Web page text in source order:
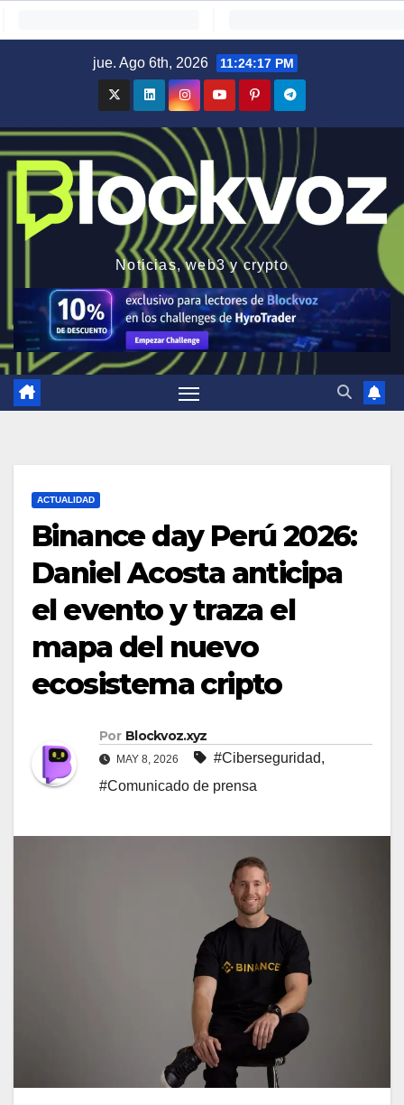
jue. Ago 6th, 2026 11:24:18 PM
Noticias, web3 y crypto
ACTUALIDAD
Binance day Perú 2026:
Daniel Acosta anticipa
el evento y traza el
mapa del nuevo
ecosistema cripto
Por Blockvoz.xyz
MAY 8, 2026 #Ciberseguridad,
#Comunicado de prensa